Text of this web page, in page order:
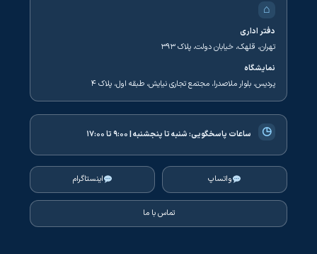
⌂
دفتر اداری
تهران، قلهک، خیابان دولت، پلاک ۳۹۳
نمایشگاه
پردیس، بلوار ملاصدرا، مجتمع تجاری نیایش، طبقه اول، پلاک ۴
◷ ساعات پاسخگویی:شنبه تا پنجشنبه | ۹:۰۰ تا ۱۷:۰۰
واتساپ اینستاگرام
تماس با ما